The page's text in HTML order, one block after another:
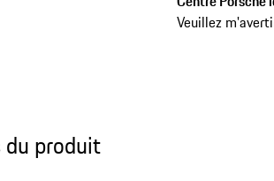
Veuillez
du produit